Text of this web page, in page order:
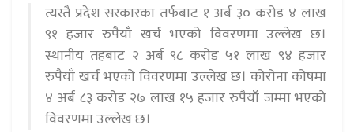
त्यस्तै प्रदेश सरकारका तर्फबाट १ अर्ब ३० करोड ४ लाख
९१ हजार रुपैयाँ खर्च भएको विवरणमा उल्लेख छ।
स्थानीय तहबाट २ अर्ब ९८ करोड ५१ लाख ९४ हजार
रुपैयाँ खर्च भएको विवरणमा उल्लेख छ। कोरोना कोषमा
४ अर्ब ८३ करोड २७ लाख १५ हजार रुपैयाँ जम्मा भएको
विवरणमा उल्लेख छ।